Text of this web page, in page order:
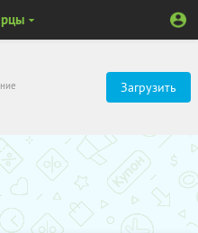
Загрузить